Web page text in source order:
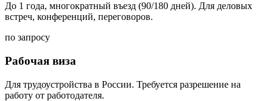
До 1 года, многократный въезд (90/180 дней). Для деловых
встреч, конференций, переговоров.
по запросу
Рабочая виза
Для трудоустройства в России. Требуется разрешение на
работу от работодателя.